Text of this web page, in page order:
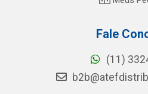
Fale
(11)